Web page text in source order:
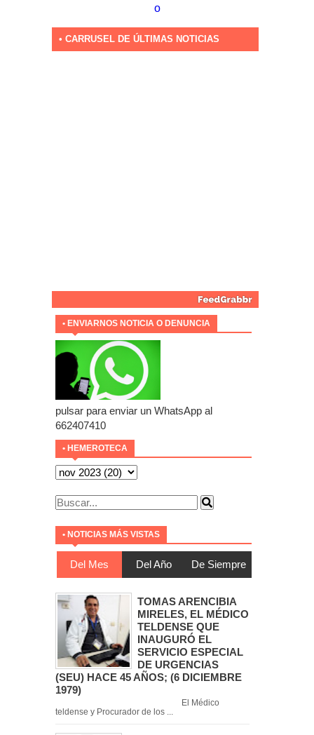
o
• CARRUSEL DE ÚLTIMAS NOTICIAS
• ENVIARNOS NOTICIA O DENUNCIA
pulsar para enviar un WhatsApp al
662407410
• HEMEROTECA
• NOTICIAS MÁS VISTAS
Del Mes Del Año De Siempre
TOMAS ARENCIBIA
MIRELES, EL MÉDICO
TELDENSE QUE
INAUGURÓ EL
SERVICIO ESPECIAL
DE URGENCIAS
(SEU) HACE 45 AÑOS; (6 DICIEMBRE
1979)
El Médico
teldense y Procurador de los ...